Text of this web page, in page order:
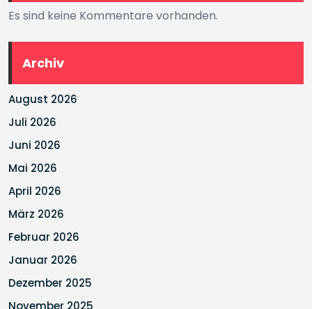
Es sind keine Kommentare vorhanden.
Archiv
August 2026
Juli 2026
Juni 2026
Mai 2026
April 2026
März 2026
Februar 2026
Januar 2026
Dezember 2025
November 2025